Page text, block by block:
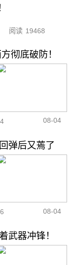
阅读 19468
彻底破防！
08-04
弹后又蔫了
08-04
武器冲锋！